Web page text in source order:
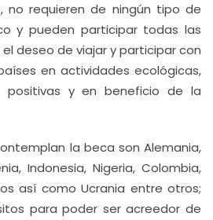
no requieren de ningún tipo de
y pueden participar todas las
deseo de viajar y participar con
en actividades ecológicas,
positivas y en beneficio de la
la beca son Alemania,
Indonesia, Nigeria, Colombia,
así como Ucrania entre otros;
para poder ser acreedor de